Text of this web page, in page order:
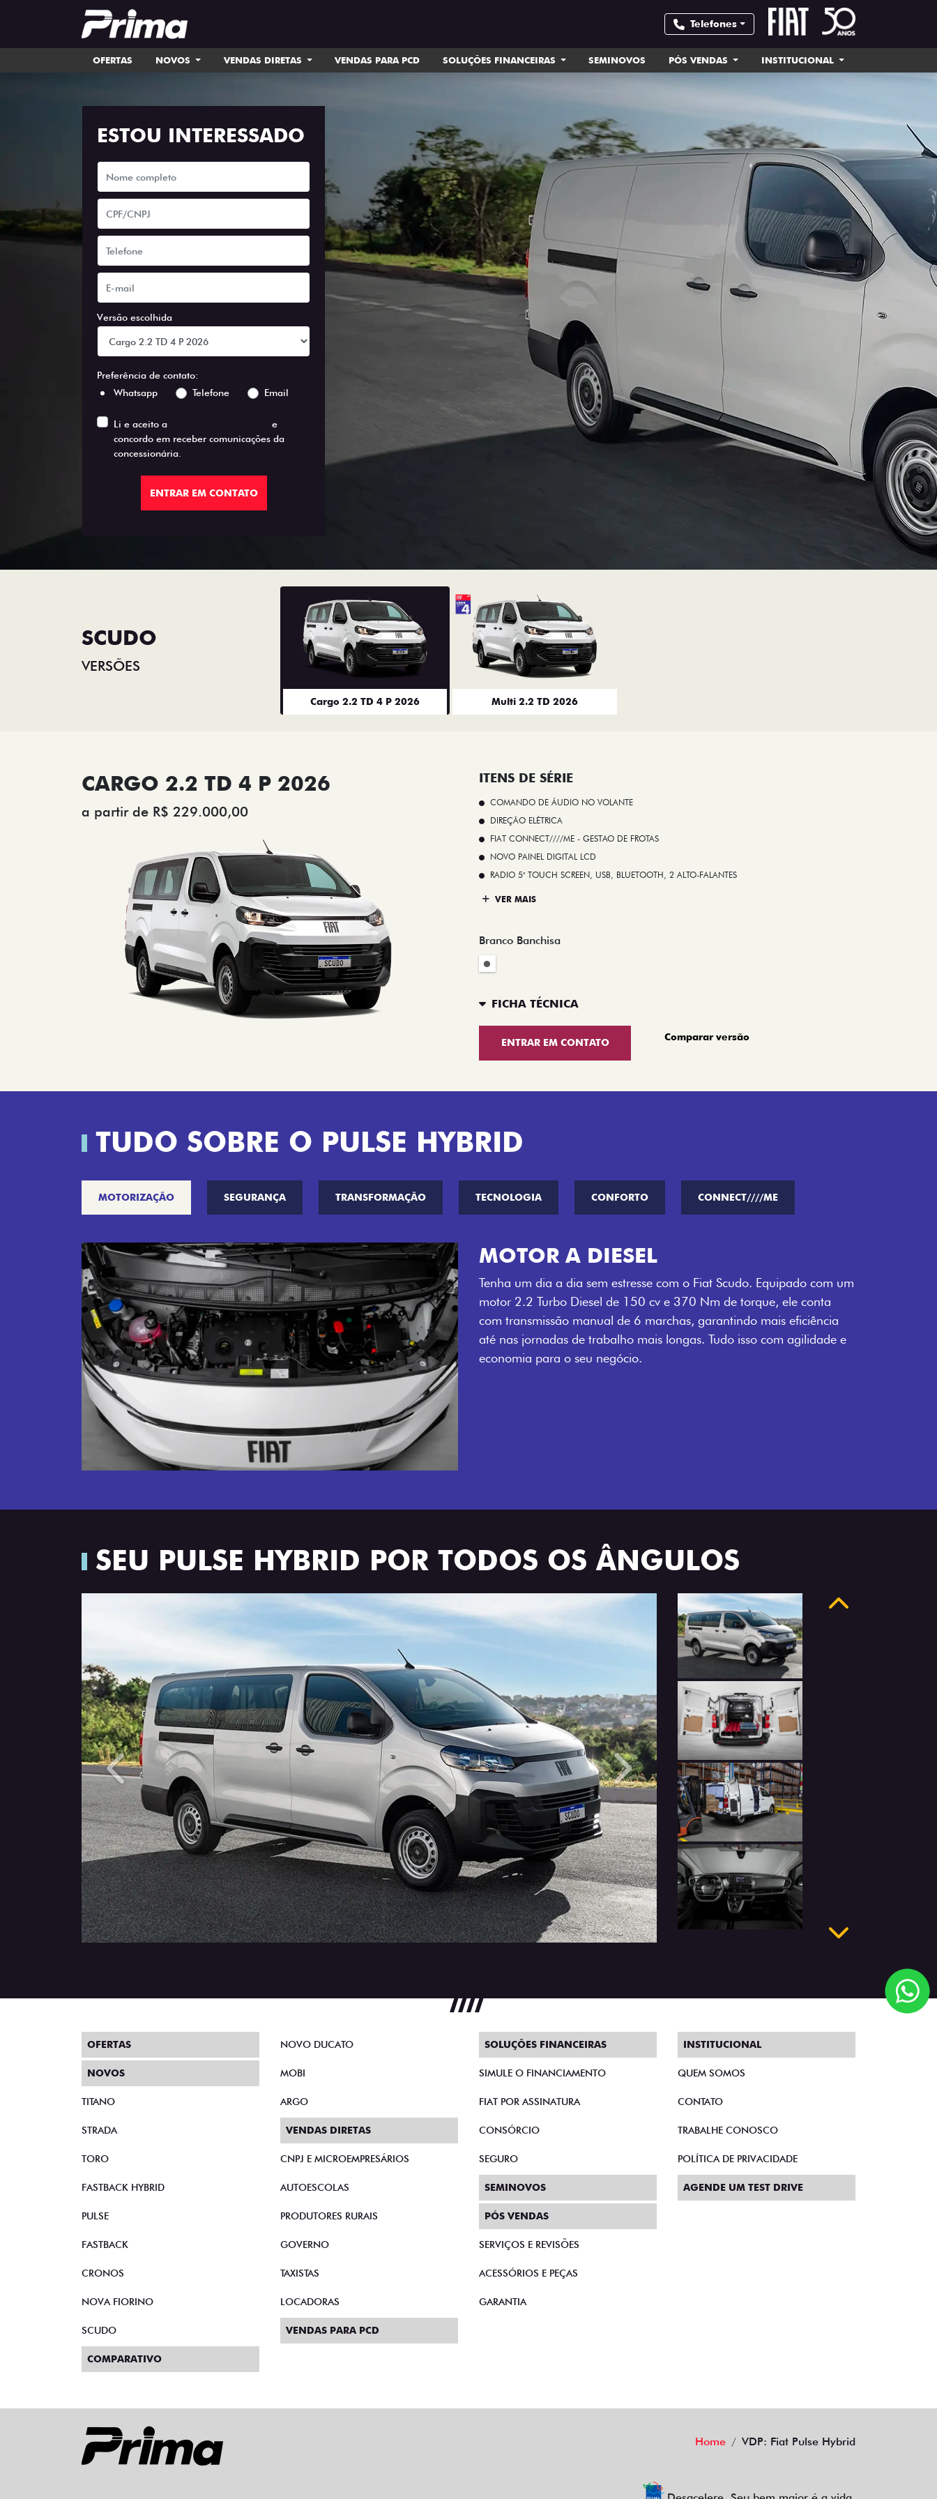
Telefones
OFERTAS NOVOS VENDAS DIRETAS VENDAS PARA PCD SOLUÇÕES FINANCEIRAS SEMINOVOS PÓS VENDAS INSTITUCIONAL
ESTOU INTERESSADO
Versão escolhida
Preferência de contato:
Whatsapp
Telefone Email
Li e aceito a
e
concordo em receber comunicações da
concessionária.
ENTRAR EM CONTATO
SCUDO
VERSÕES
Cargo 2.2 TD 4 P 2026 Multi 2.2 TD 2026
CARGO 2.2 TD 4 P 2026
a partir de R$ 229.000,00
ITENS DE SÉRIE
COMANDO DE ÁUDIO NO VOLANTE
DIREÇÃO ELÉTRICA
FIAT CONNECT////ME - GESTAO DE FROTAS
NOVO PAINEL DIGITAL LCD
RADIO 5" TOUCH SCREEN, USB, BLUETOOTH, 2 ALTO-FALANTES
VER MAIS
Branco Banchisa
FICHA TÉCNICA
ENTRAR EM CONTATO
Comparar versão
TUDO SOBRE O PULSE HYBRID
MOTORIZAÇÃO SEGURANÇA TRANSFORMAÇÃO TECNOLOGIA CONFORTO CONNECT////ME
MOTOR A DIESEL
Tenha um dia a dia sem estresse com o Fiat Scudo. Equipado com um
motor 2.2 Turbo Diesel de 150 cv e 370 Nm de torque, ele conta
com transmissão manual de 6 marchas, garantindo mais eficiência
até nas jornadas de trabalho mais longas. Tudo isso com agilidade e
economia para o seu negócio.
SEU PULSE HYBRID POR TODOS OS ÂNGULOS
Anterior Próximo
Anterior
OFERTAS
NOVOS
TITANO
STRADA
TORO
FASTBACK HYBRID
PULSE
FASTBACK
CRONOS
NOVA FIORINO
SCUDO
NOVO DUCATO
MOBI
ARGO
VENDAS DIRETAS
CNPJ E MICROEMPRESÁRIOS
AUTOESCOLAS
PRODUTORES RURAIS
GOVERNO
TAXISTAS
LOCADORAS
VENDAS PARA PCD
SOLUÇÕES FINANCEIRAS
SIMULE O FINANCIAMENTO
FIAT POR ASSINATURA
CONSÓRCIO
SEGURO
SEMINOVOS
PÓS VENDAS
SERVIÇOS E REVISÕES
ACESSÓRIOS E PEÇAS
GARANTIA
INSTITUCIONAL
QUEM SOMOS
CONTATO
TRABALHE CONOSCO
POLÍTICA DE PRIVACIDADE
AGENDE UM TEST DRIVE
COMPARATIVO
Home VDP: Fiat Pulse Hybrid